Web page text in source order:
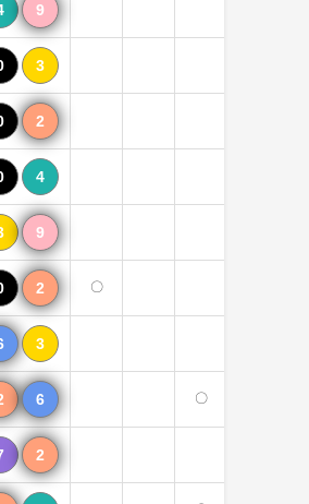
9
3
2
4
9
2 〇
3
6 〇
2